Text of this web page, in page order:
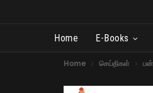
Home E-Books
Home செய்திகள்